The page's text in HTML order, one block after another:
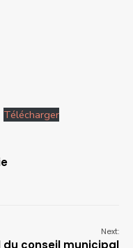
Télécharger
Next: